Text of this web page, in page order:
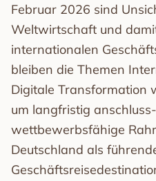
Februar 2026 sind
Weltwirtschaft und
internationalen
bleiben die Themen
Digitale Transformation
um langfristig
wettbewerbsfähige
Deutschland als